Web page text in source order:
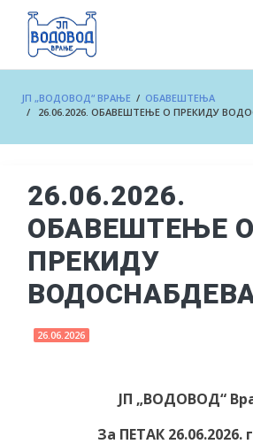
ЈП „ВОДОВОД“ ВРАЊЕ / ОБАВЕШТЕЊА
/ 26.06.2026. ОБАВЕШТЕЊЕ О ПРЕКИДУ
26.06.2026.
ОБАВЕШТЕЊЕ О
ПРЕКИДУ
26.06.2026
ЈП „ВОДОВОД“
За ПЕТАК 26.06.2026.